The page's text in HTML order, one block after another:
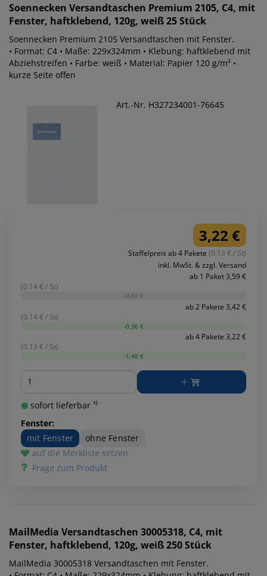
Soennecken Versandtaschen Premium 2105, C4, mit
Fenster, haftklebend, 120g, weiß 25 Stück
Soennecken Premium 2105 Versandtaschen mit Fenster.
• Format: C4 • Maße: 229x324mm • Klebung: haftklebend mit
Abziehstreifen • Farbe: weiß • Material: Papier 120 g/m² •
kurze Seite offen
Art.-Nr. H327234001-76645
3,22 €
Staffelpreis ab 4 Pakete (0.13 € / St)
inkl. MwSt. & zzgl. Versand
ab 1 Paket 3,59 €
(0.14 € / St)
-0,00 €
ab 2 Pakete 3,42 €
(0.14 € / St)
-0,36 €
ab 4 Pakete 3,22 €
(0.13 € / St)
-1,48 €
Menge
sofort lieferbar ¹⁾
Fenster:
mit Fenster
ohne Fenster
auf die Merkliste setzen
Frage zum Produkt
MailMedia Versandtaschen 30005318, C4, mit
Fenster, haftklebend, 120g, weiß 250 Stück
MailMedia 30005318 Versandtaschen mit Fenster.